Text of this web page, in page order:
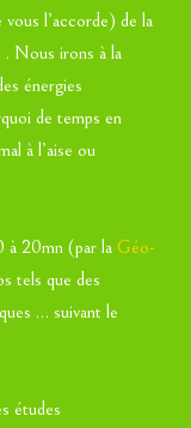
l’accorde) de la
. Nous irons à la
énergies
de temps en
à l’aise ou
à 20mn (par la Géo-
tels que des
… suivant le
études